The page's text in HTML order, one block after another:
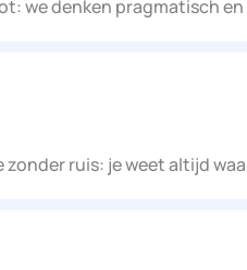
we denken pragmatisch
ruis: je weet altijd